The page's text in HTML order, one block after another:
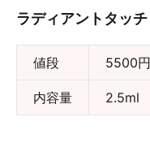
ラディアントタッチ
値段 5500円
内容量 2.5ml